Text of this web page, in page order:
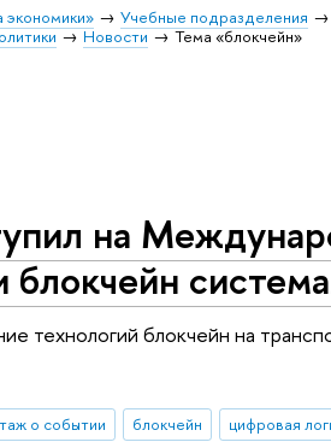
экономики» Учебные подразделения
Новости Тема «блокчейн»
на
блокчейн
технологий блокчейн на
о событии блокчейн цифровая